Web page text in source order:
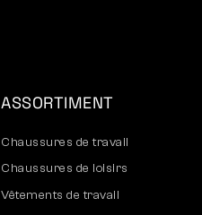
ASSORTIMENT
Chaussures de travail
Chaussures de loisirs
Vêtements de travail